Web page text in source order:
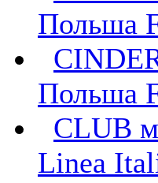
Польша
Польша
CLUB
Linea